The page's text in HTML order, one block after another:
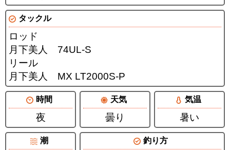
タックル
ロッド
月下美人 74UL-S
リール
月下美人 MX LT2000S-P
時間
夜
天気
曇り
気温
暑い
潮 釣り方